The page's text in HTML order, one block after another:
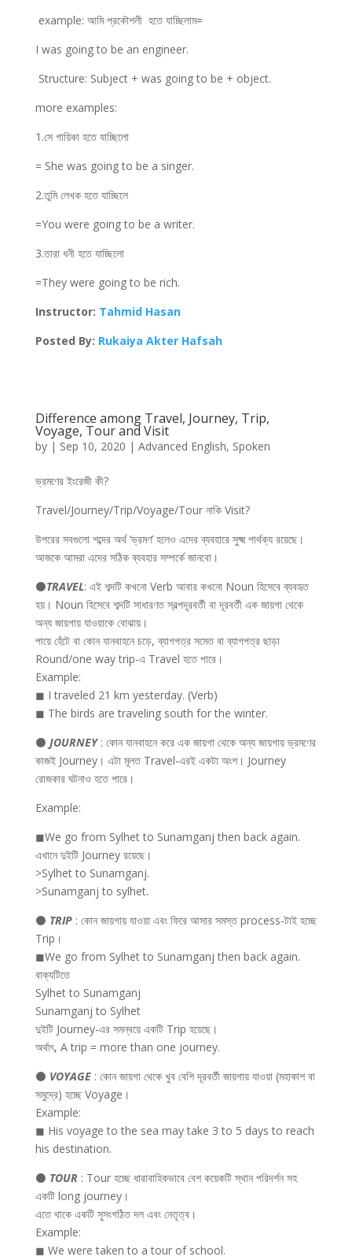
example: আমি প্রকৌশলী হতে যাচ্ছিলাম=
I was going to be an engineer.
Structure: Subject + was going to be + object.
more examples:
1.সে গায়িকা হতে যাচ্ছিলো
= She was going to be a singer.
2.তুমি লেখক হতে যাচ্ছিলে
=You were going to be a writer.
3.তারা ধনী হতে যাচ্ছিলো
=They were going to be rich.
Instructor: Tahmid Hasan
Posted By: Rukaiya Akter Hafsah
Difference among Travel, Journey, Trip,
Voyage, Tour and Visit
by | Sep 10, 2020 | Advanced English, Spoken
ভ্রমণের ইংরেজী কী?
Travel/Journey/Trip/Voyage/Tour নাকি Visit?
উপরের সবগুলো শব্দের অর্থ ‘ভ্রমণ’ হলেও এদের ব্যবহারে সুক্ষ্ম পার্থক্য রয়েছে।
আজকে আমরা এদের সঠিক ব্যবহার সম্পর্কে জানবো।
⚫TRAVEL: এই শব্দটি কখনো Verb আবার কখনো Noun হিসেবে ব্যবহৃত
হয়। Noun হিসেবে শব্দটি সাধারণত স্বল্পদূরবর্তী বা দূরবর্তী এক জায়গা থেকে
অন্য জায়গায় যাওয়াকে বোঝায়।
পায়ে হেঁটে বা কোন যানবাহনে চড়ে, ব্যাগপত্র সমেত বা ব্যাগপত্র ছাড়া
Round/one way trip-এ Travel হতে পারে।
Example:
◼ I traveled 21 km yesterday. (Verb)
◼ The birds are traveling south for the winter.
⚫ JOURNEY: কোন যানবাহনে করে এক জায়গা থেকে অন্য জায়গায় ভ্রমণের
কাজই Journey। এটা মূলত Travel-এরই একটা অংশ। Journey
রোজকার ঘটনাও হতে পারে।
Example:
◼We go from Sylhet to Sunamganj then back again.
এখানে দুইটি Journey রয়েছে।
>Sylhet to Sunamganj.
>Sunamganj to sylhet.
⚫ TRIP: কোন জায়গায় যাওয়া এবং ফিরে আসার সমস্ত process-টাই হচ্ছে
Trip।
◼We go from Sylhet to Sunamganj then back again.
বাক্যটিতে
Sylhet to Sunamganj
Sunamganj to Sylhet
দুইটি Journey-এর সমন্বয়ে একটি Trip হয়েছে।
অর্থাৎ, A trip = more than one journey.
⚫ VOYAGE: কোন জায়গা থেকে খুব বেশি দূরবর্তী জায়গায় যাওয়া (মহাকাশ বা
সমুদ্রে) হচ্ছে Voyage।
Example:
◼ His voyage to the sea may take 3 to 5 days to reach
his destination.
⚫ TOUR : Tour হচ্ছে ধারাবাহিকভাবে বেশ কয়েকটি স্থান পরিদর্শন সহ
একটি long journey।
এতে থাকে একটি সুসংগঠিত দল এবং নেতৃত্ব।
Example:
◼ We were taken to a tour of school.